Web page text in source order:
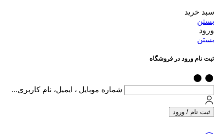
سبد خرید
بستن
ورود
بستن
ثبت نام ورود در فروشگاه
شماره موبایل ، ایمیل، نام کاربری...
ثبت نام / ورود